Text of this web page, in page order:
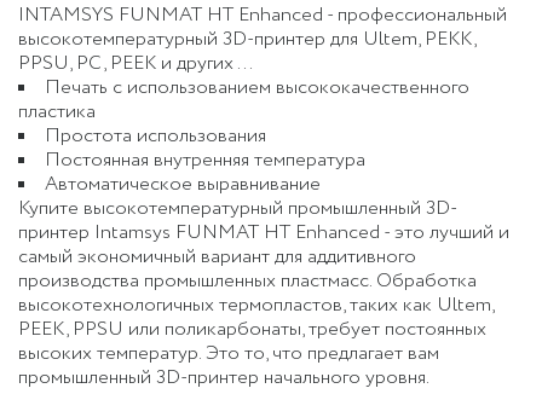
INTAMSYS FUNMAT HT Enhanced - профессиональный
высокотемпературный 3D-принтер для Ultem, PEKK,
PPSU, PC, PEEK и других ...
Печать с использованием высококачественного
пластика
Простота использования
Постоянная внутренняя температура
Автоматическое выравнивание
Купите высокотемпературный промышленный 3D-
принтер Intamsys FUNMAT HT Enhanced - это лучший и
самый экономичный вариант для аддитивного
производства промышленных пластмасс. Обработка
высокотехнологичных термопластов, таких как Ultem,
PEEK, PPSU или поликарбонаты, требует постоянных
высоких температур. Это то, что предлагает вам
промышленный 3D-принтер начального уровня.